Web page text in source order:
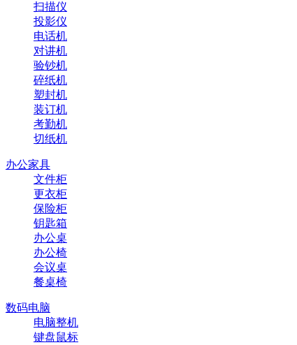
扫描仪
投影仪
电话机
对讲机
验钞机
碎纸机
塑封机
装订机
考勤机
切纸机
办公家具
文件柜
更衣柜
保险柜
钥匙箱
办公桌
办公椅
会议桌
餐桌椅
数码电脑
电脑整机
键盘鼠标